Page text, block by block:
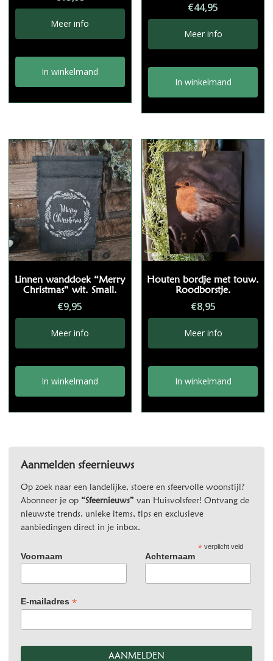
Meer info
In winkelmand
€44,95
Meer info
In winkelmand
Linnen wanddoek “Merry
Christmas” wit. Small.
€9,95
Meer info
In winkelmand
Houten bordje met touw.
Roodborstje.
€8,95
Meer info
In winkelmand
Aanmelden sfeernieuws
Op zoek naar een landelijke, stoere en sfeervolle woonstijl?
Abonneer je op “Sfeernieuws” van Huisvolsfeer! Ontvang de
nieuwste trends, unieke items, tips en exclusieve
aanbiedingen direct in je inbox.
*verplicht veld
Voornaam Achternaam
E-mailadres *